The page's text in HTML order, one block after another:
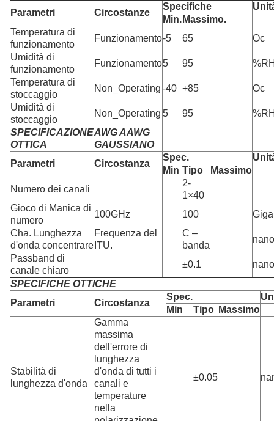
Parametri
Circostanze
Specifiche
Min. Massimo.
Temperatura di
funzionamento
Funzionamento-5 65
Oc
Umidità di
funzionamento
Funzionamento5 95
Temperatura di
stoccaggio
Non_Operating -40 +85
Oc
Umidità di
stoccaggio
Non_Operating 5 95
SPECIFICAZIONE
OTTICA
AWG AAWG
GAUSSIANO
Parametri
Circostanza
Spec.
Min Tipo
Massimo
Numero dei canali
2-
1×40
Gioco di Manica di
numero
100GHz 100
Cha. Lunghezza
d'onda concentrare
Frequenza del
ITU.
C –
banda
Passband di
canale chiaro
±0.1
SPECIFICHE OTTICHE
Parametri
Circostanza
Spec.
Min
Tipo Massimo
Stabilità di
lunghezza d'onda
Gamma
massima
dell'errore di
lunghezza
d'onda di tutti i
canali e
temperature
nella
±0.05